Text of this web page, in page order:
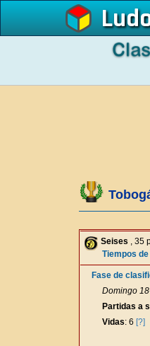
Seises , 35
Tiempos
Fase de
Domingo
Partidas a
Vidas: 6 [?]